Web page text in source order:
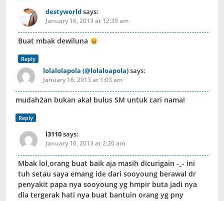
destyworldsays:
January 16, 2013 at 12:39 am
Buat mbak dewiluna
Reply
lolalolapola (@lolaloapola)says:
January 16, 2013 at 1:03 am
mudah2an bukan akal bulus SM untuk cari nama!
Reply
l3110says:
January 16, 2013 at 2:20 am
Mbak lol,orang buat baik aja masih dicurigain -_- ini
tuh setau saya emang ide dari sooyoung berawal dr
penyakit papa nya sooyoung yg hmpir buta jadi nya
dia tergerak hati nya buat bantuin orang yg pny